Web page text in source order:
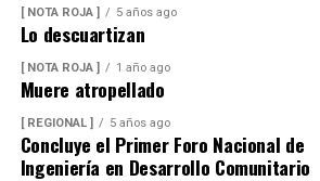
[ NOTA ROJA ] 5 años ago
Lo descuartizan
[ NOTA ROJA ] 1 año ago
Muere atropellado
[ REGIONAL ] 5 años ago
Concluye el Primer Foro Nacional de
Ingeniería en Desarrollo Comunitario